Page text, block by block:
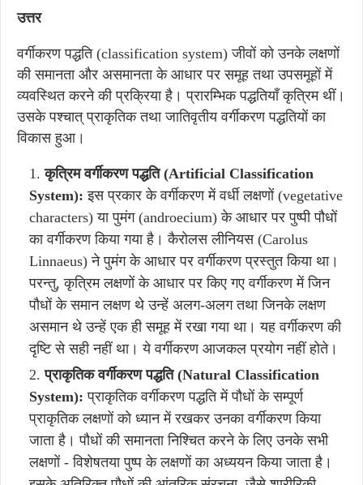
उत्तर
वर्गीकरण पद्धति (classification system) जीवों को उनके लक्षणों
की समानता और असमानता के आधार पर समूह तथा उपसमूहों में
व्यवस्थित करने की प्रक्रिया है। प्रारम्भिक पद्धतियाँ कृत्रिम थीं।
उसके पश्चात् प्राकृतिक तथा जातिवृतीय वर्गीकरण पद्धतियों का
विकास हुआ।
कृत्रिम वर्गीकरण पद्धति (Artificial Classification
System):इस प्रकार के वर्गीकरण में वर्धी लक्षणों (vegetative
characters) या पुमंग (androecium) के आधार पर पुष्पी पौधों
का वर्गीकरण किया गया है। कैरोलस लीनियस (Carolus
Linnaeus) ने पुमंग के आधार पर वर्गीकरण प्रस्तुत किया था।
परन्तु, कृत्रिम लक्षणों के आधार पर किए गए वर्गीकरण में जिन
पौधों के समान लक्षण थे उन्हें अलग-अलग तथा जिनके लक्षण
असमान थे उन्हें एक ही समूह में रखा गया था। यह वर्गीकरण की
दृष्टि से सही नहीं था। ये वर्गीकरण आजकल प्रयोग नहीं होते।
प्राकृतिक वर्गीकरण पद्धति (Natural Classification
System): प्राकृतिक वर्गीकरण पद्धति में पौधों के सम्पूर्ण
प्राकृतिक लक्षणों को ध्यान में रखकर उनका वर्गीकरण किया
जाता है। पौधों की समानता निश्चित करने के लिए उनके सभी
लक्षणों - विशेषतया पुष्प के लक्षणों का अध्ययन किया जाता है।